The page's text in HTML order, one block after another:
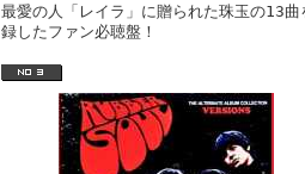
最愛の人「レイラ」に贈られた珠玉の13曲
録したファン必聴盤！